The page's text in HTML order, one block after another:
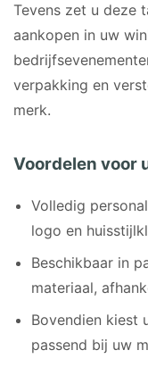
Tevens zet u deze
aankopen in uw
verpakking en
merk.
Voordelen voor
Volledig
logo en
Beschikbaar in
materiaal,
Bovendien kiest
passend bij uw